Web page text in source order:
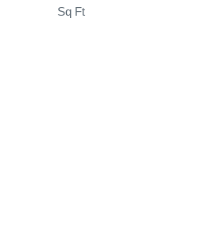
Sq Ft